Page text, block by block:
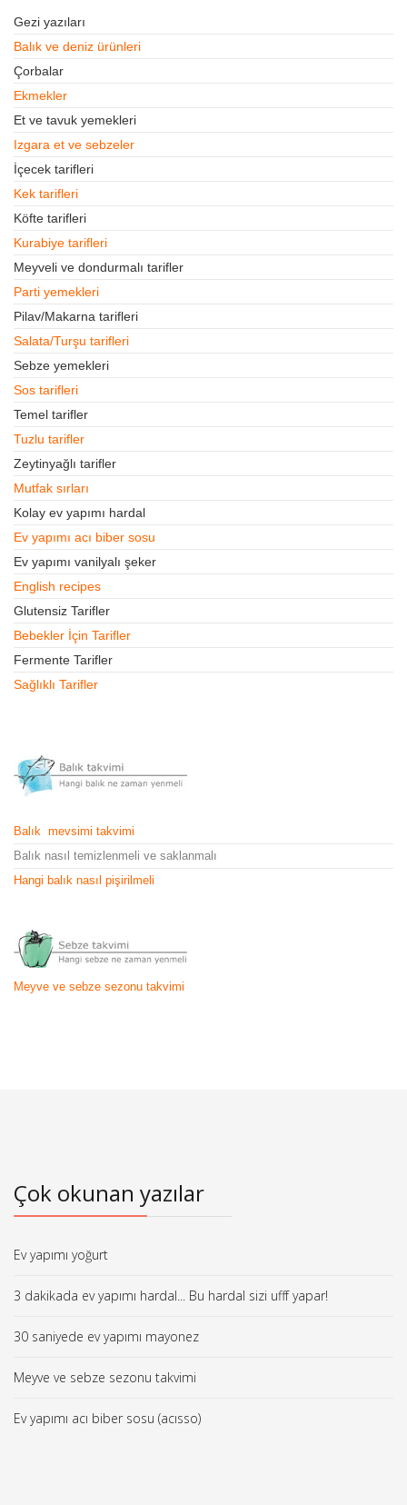
Gezi yazıları
Balık ve deniz ürünleri
Çorbalar
Ekmekler
Et ve tavuk yemekleri
Izgara et ve sebzeler
İçecek tarifleri
Kek tarifleri
Köfte tarifleri
Kurabiye tarifleri
Meyveli ve dondurmalı tarifler
Parti yemekleri
Pilav/Makarna tarifleri
Salata/Turşu tarifleri
Sebze yemekleri
Sos tarifleri
Temel tarifler
Tuzlu tarifler
Zeytinyağlı tarifler
Mutfak sırları
Kolay ev yapımı hardal
Ev yapımı acı biber sosu
Ev yapımı vanilyalı şeker
English recipes
Glutensiz Tarifler
Bebekler İçin Tarifler
Fermente Tarifler
Sağlıklı Tarifler
Balık mevsimi takvimi
Balık nasıl temizlenmeli ve saklanmalı
Hangi balık nasıl pişirilmeli
Meyve ve sebze sezonu takvimi
Çok okunan yazılar
Ev yapımı yoğurt
3 dakikada ev yapımı hardal... Bu hardal sizi ufff yapar!
30 saniyede ev yapımı mayonez
Meyve ve sebze sezonu takvimi
Ev yapımı acı biber sosu (acısso)